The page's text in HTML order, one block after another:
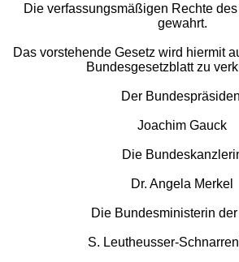
Die verfassungsmäßigen Rechte
gewahrt.
Das vorstehende Gesetz wird hiermit
Bundesgesetzblatt zu
Der
Joachim Gauck
Die
Dr. Angela Merkel
Die Bundesministerin
S. Leutheusser-